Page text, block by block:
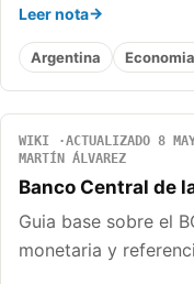
Leer nota
Argentina Economia
WIKI ACTUALIZADO 8
MARTÍN ÁLVAREZ
Banco Central de
Guia base sobre el
monetaria y